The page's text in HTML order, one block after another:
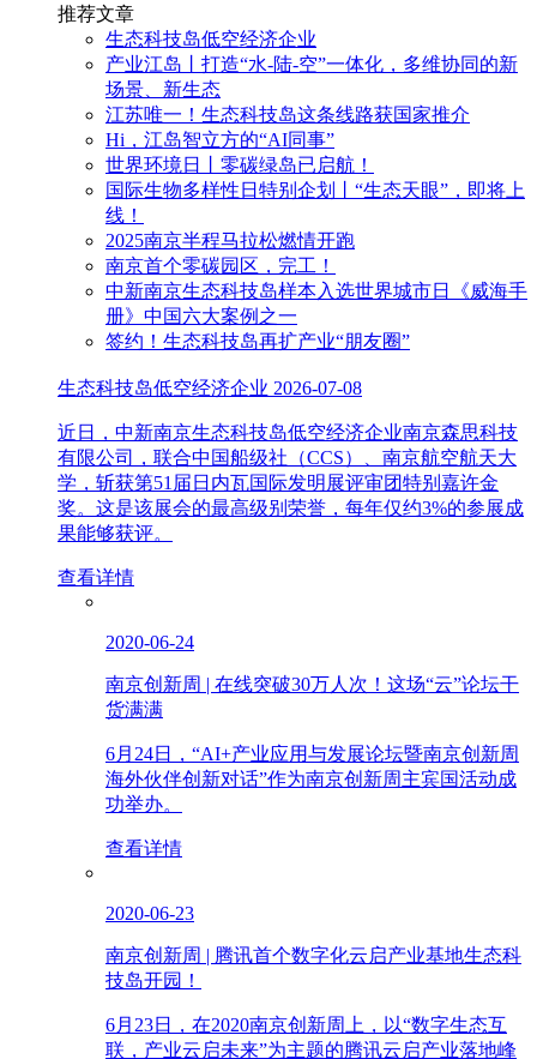
推荐文章
生态科技岛低空经济企业
产业江岛丨打造“水-陆-空”一体化，多维协同的新
场景、新生态
江苏唯一！生态科技岛这条线路获国家推介
Hi，江岛智立方的“AI同事”
世界环境日丨零碳绿岛已启航！
国际生物多样性日特别企划丨“生态天眼”，即将上
线！
2025南京半程马拉松燃情开跑
南京首个零碳园区，完工！
中新南京生态科技岛样本入选世界城市日《威海手
册》中国六大案例之一
签约！生态科技岛再扩产业“朋友圈”
生态科技岛低空经济企业 2026-07-08
近日，中新南京生态科技岛低空经济企业南京森思科技
有限公司，联合中国船级社（CCS）、南京航空航天大
学，斩获第51届日内瓦国际发明展评审团特别嘉许金
奖。这是该展会的最高级别荣誉，每年仅约3%的参展成
果能够获评。
查看详情
2020-06-24
南京创新周 | 在线突破30万人次！这场“云”论坛干
货满满
6月24日，“AI+产业应用与发展论坛暨南京创新周
海外伙伴创新对话”作为南京创新周主宾国活动成
功举办。
查看详情
2020-06-23
南京创新周 | 腾讯首个数字化云启产业基地生态科
技岛开园！
6月23日，在2020南京创新周上，以“数字生态互
联，产业云启未来”为主题的腾讯云启产业落地峰